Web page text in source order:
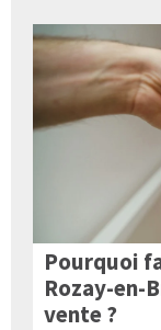
Pourquoi
Rozay-en-
vente ?